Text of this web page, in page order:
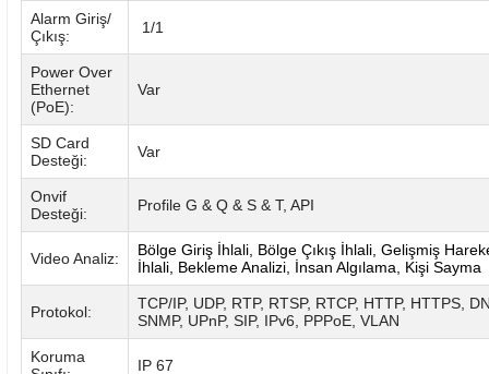
Alarm Giriş/
Çıkış:
1/1
Power Over
Ethernet
(PoE):
Var
SD Card
Desteği:
Var
Onvif
Desteği:
Profile G & Q & S & T, API
Video Analiz:
Bölge Giriş İhlali, Bölge Çıkış İhlali, Gelişmiş
İhlali, Bekleme Analizi, İnsan Algılama, Kişi Sayma
Protokol:
TCP/IP, UDP, RTP, RTSP, RTCP, HTTP, HTTPS,
SNMP, UPnP, SIP, IPv6, PPPoE, VLAN
Koruma
IP 67